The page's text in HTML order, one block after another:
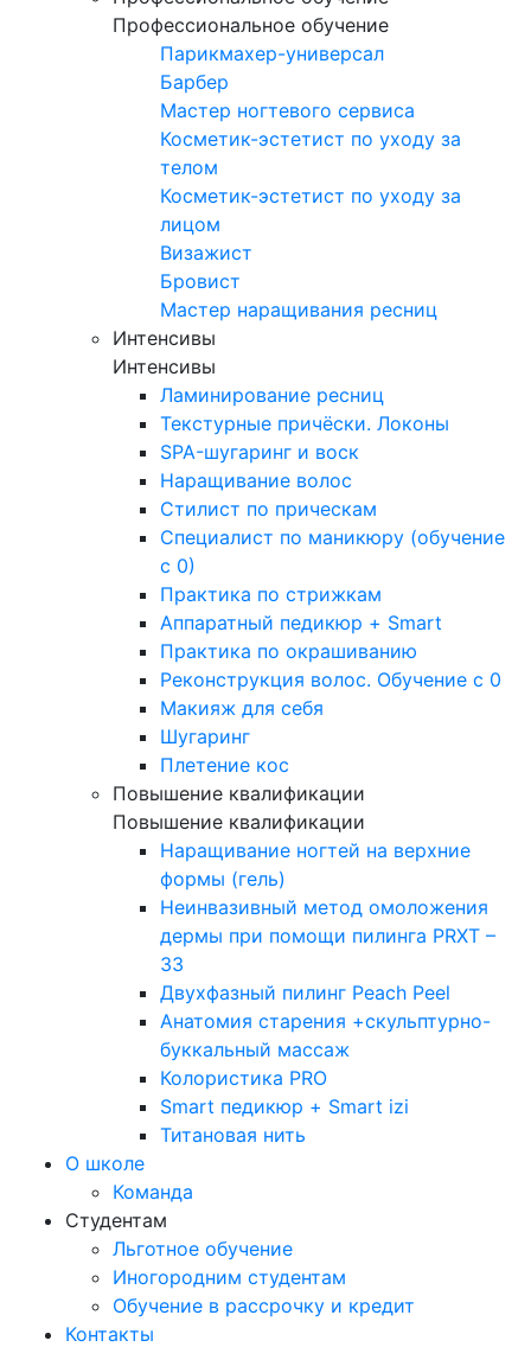
Профессиональное обучение
Парикмахер-универсал
Барбер
Мастер ногтевого сервиса
Косметик-эстетист по уходу за
телом​
Косметик-эстетист по уходу за
лицом
Визажист
Бровист
Мастер наращивания ресниц
Интенсивы
Интенсивы
Ламинирование ресниц
Текстурные причёски. Локоны
SPA-шугаринг и воск
Наращивание волос
Стилист по прическам
Специалист по маникюру (обучение
с 0)
Практика по стрижкам
Аппаратный педикюр + Smart
Практика по окрашиванию
Реконструкция волос. Обучение с 0
Макияж для себя
Шугаринг
Плетение кос
Повышение квалификации
Повышение квалификации
Наращивание ногтей на верхние
формы (гель)
Неинвазивный метод омоложения
дермы при помощи пилинга PRXT –
33
Двухфазный пилинг Peach Peel
Анатомия старения +скульптурно-
буккальный массаж
Колористика PRO
Smart педикюр + Smart izi
Титановая нить
О школе
Команда
Студентам
Льготное обучение
Иногородним студентам
Обучение в рассрочку и кредит
Контакты